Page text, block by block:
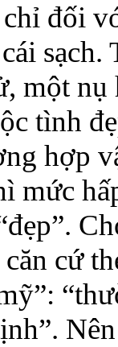
chỉ đối
một
tình
hợp
mức
cứ